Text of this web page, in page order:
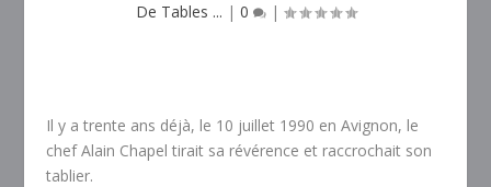
De Tables ... | 0 |
Il y a trente ans déjà, le 10 juillet 1990 en Avignon, le
chef Alain Chapel tirait sa révérence et raccrochait son
tablier.